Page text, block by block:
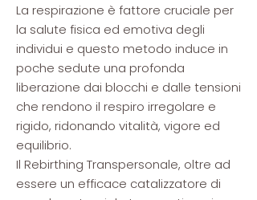
La respirazione è fattore cruciale per
la salute fisica ed emotiva degli
individui e questo metodo induce in
poche sedute una profonda
liberazione dai blocchi e dalle tensioni
che rendono il respiro irregolare e
rigido, ridonando vitalità, vigore ed
equilibrio.
Il Rebirthing Transpersonale, oltre ad
essere un efficace catalizzatore di